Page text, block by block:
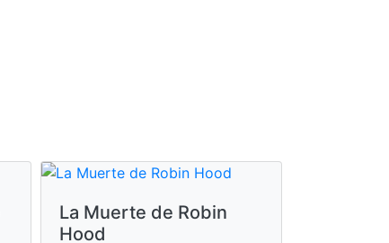
La Muerte de Robin
Hood